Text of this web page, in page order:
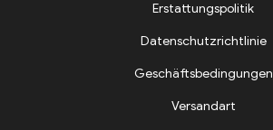
Erstattungspolitik
Datenschutzrichtlinie
Geschäftsbedingungen
Versandart